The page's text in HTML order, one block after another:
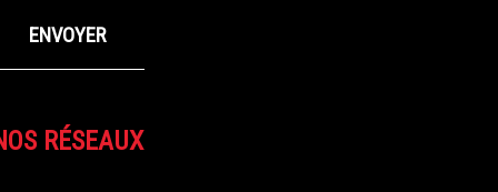
RÉSEAUX